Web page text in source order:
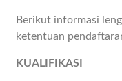
Berikut informasi
ketentuan
KUALIFIKASI